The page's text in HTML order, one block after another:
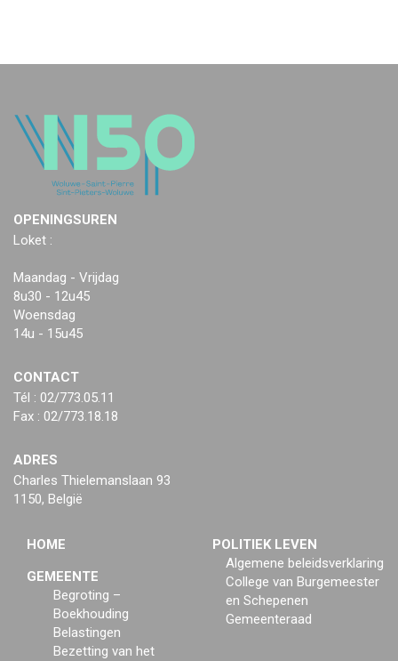
OPENINGSUREN
Loket :
Maandag - Vrijdag
8u30 - 12u45
Woensdag
14u - 15u45
CONTACT
Tél : 02/773.05.11
Fax : 02/773.18.18
ADRES
Charles Thielemanslaan 93
1150, België
HOME
GEMEENTE
Begroting –
Boekhouding
Belastingen
Bezetting van het
POLITIEK LEVEN
Algemene beleidsverklaring
College van Burgemeester
en Schepenen
Gemeenteraad